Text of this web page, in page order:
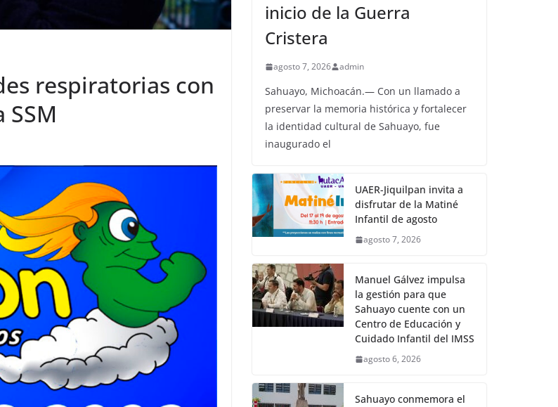
respiratorias con
inicio de la Guerra
Cristera
agosto 7, 2026 admin
Sahuayo, Michoacán.— Con un llamado a
preservar la memoria histórica y fortalecer
la identidad cultural de Sahuayo, fue
inaugurado el
UAER-Jiquilpan invita a
disfrutar de la Matiné
Infantil de agosto
agosto 7, 2026
Manuel Gálvez impulsa
la gestión para que
Sahuayo cuente con un
Centro de Educación y
Cuidado Infantil del IMSS
agosto 6, 2026
Sahuayo conmemora el